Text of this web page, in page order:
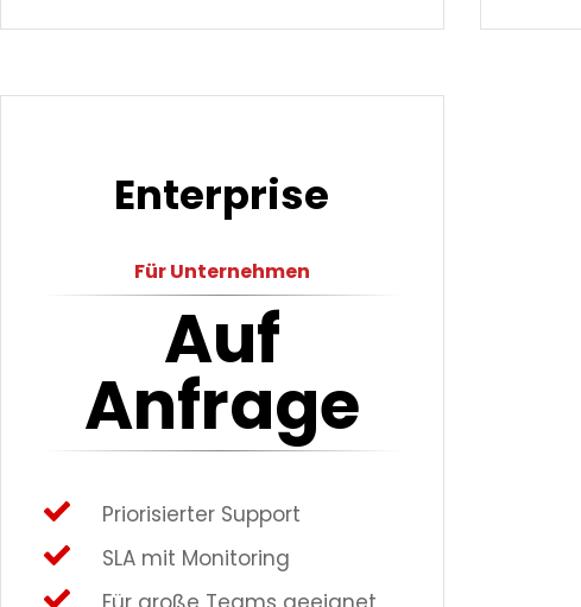
Enterprise
Für Unternehmen
Auf
Anfrage
Priorisierter Support
SLA mit Monitoring